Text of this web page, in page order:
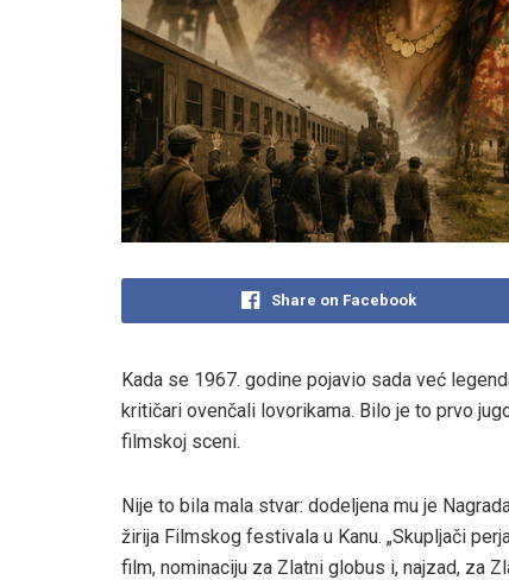
Share on Facebook
Kada se 1967. godine pojavio sada već
kritičari ovenčali lovorikama. Bilo je to prvo
filmskoj sceni.
Nije to bila mala stvar: dodeljena mu je
žirija Filmskog festivala u Kanu. „Skupljači
film, nominaciju za Zlatni globus i, najzad, za